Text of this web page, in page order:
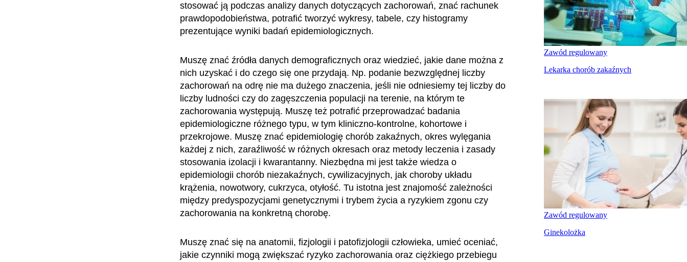
stosować ją podczas analizy danych dotyczących zachorowań, znać rachunek
prawdopodobieństwa, potrafić tworzyć wykresy, tabele, czy histogramy
prezentujące wyniki badań epidemiologicznych.
Muszę znać źródła danych demograficznych oraz wiedzieć, jakie dane można z
nich uzyskać i do czego się one przydają. Np. podanie bezwzględnej liczby
zachorowań na odrę nie ma dużego znaczenia, jeśli nie odniesiemy tej liczby do
liczby ludności czy do zagęszczenia populacji na terenie, na którym te
zachorowania występują. Muszę też potrafić przeprowadzać badania
epidemiologiczne różnego typu, w tym kliniczno-kontrolne, kohortowe i
przekrojowe. Muszę znać epidemiologię chorób zakaźnych, okres wylęgania
każdej z nich, zaraźliwość w różnych okresach oraz metody leczenia i zasady
stosowania izolacji i kwarantanny. Niezbędna mi jest także wiedza o
epidemiologii chorób niezakaźnych, cywilizacyjnych, jak choroby układu
krążenia, nowotwory, cukrzyca, otyłość. Tu istotna jest znajomość zależności
między predyspozycjami genetycznymi i trybem życia a ryzykiem zgonu czy
zachorowania na konkretną chorobę.
Muszę znać się na anatomii, fizjologii i patofizjologii człowieka, umieć oceniać,
jakie czynniki mogą zwiększać ryzyko zachorowania oraz ciężkiego przebiegu
Zawód regulowany
Lekarka chorób zakaźnych
Zawód regulowany
Ginekolożka